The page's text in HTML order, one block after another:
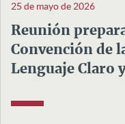
25 de mayo de 2026
Reunión
Convención de
Lenguaje Claro